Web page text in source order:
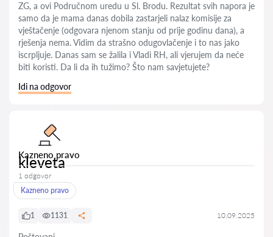
ZG, a ovi Područnom uredu u Sl. Brodu. Rezultat svih napora je
samo da je mama danas dobila zastarjeli nalaz komisije za
vještačenje (odgovara njenom stanju od prije godinu dana), a
rješenja nema. Vidim da strašno odugovlačenje i to nas jako
iscrpljuje. Danas sam se žalila i Vladi RH, ali vjerujem da neće
biti koristi. Da li da ih tužimo? Što nam savjetujete?
Idi na odgovor
Kazneno pravo
kleveta
1 odgovor
Kazneno pravo
1 1131 10.09.2025